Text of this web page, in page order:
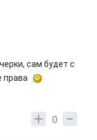
сам будет с
права
0